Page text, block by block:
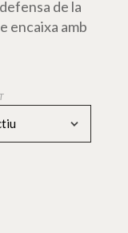
de la
encaixa amb